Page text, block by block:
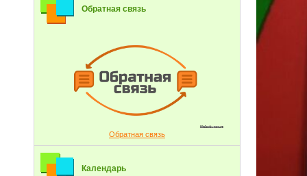
Обратная связь
Обратная связь
Календарь